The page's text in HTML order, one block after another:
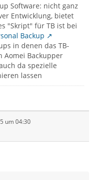
Software: nicht ganz
Entwicklung, bietet
"Skript" für TB ist bei
Backup
in denen das TB-
Aomei Backupper
da spezielle
lassen
um 04:30